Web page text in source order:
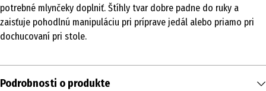
potrebné mlynčeky doplniť. Štíhly tvar dobre padne do ruky a
zaisťuje pohodlnú manipuláciu pri príprave jedál alebo priamo pri
dochucovaní pri stole.
Podrobnosti o produkte